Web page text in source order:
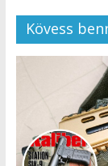
Kövess